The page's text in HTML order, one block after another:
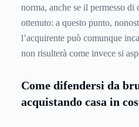
norma, anche se il permesso di
ottenuto: a questo punto,
l’acquirente può comunque
non risulterà come invece si
Come difendersi da
acquistando casa in